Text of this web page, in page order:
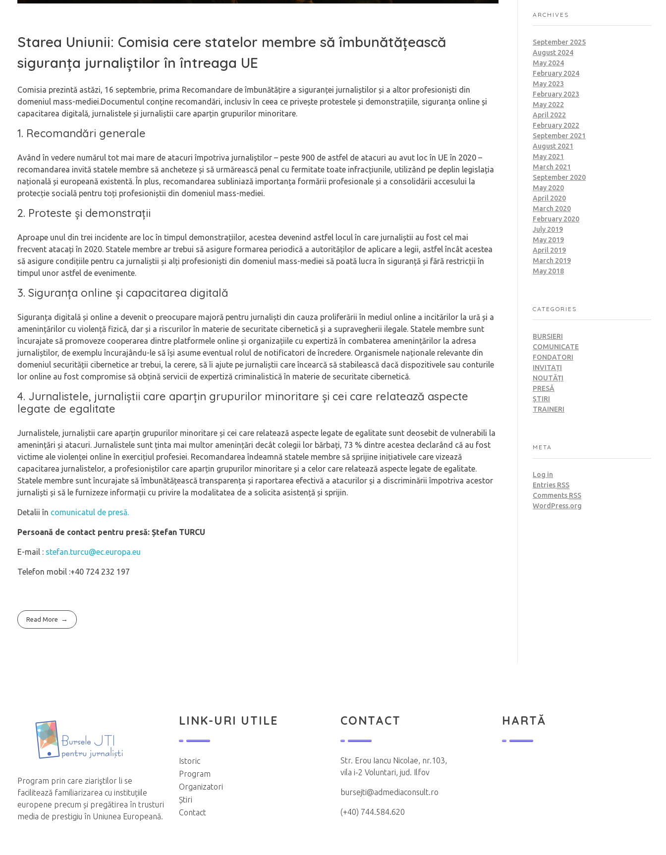
Starea Uniunii: Comisia cere statelor membre să îmbunătățească
siguranța jurnaliștilor în întreaga UE
Comisia prezintă astăzi, 16 septembrie, prima Recomandare de îmbunătățire a siguranței jurnaliștilor și a altor profesioniști din
domeniul mass-mediei.Documentul conține recomandări, inclusiv în ceea ce privește protestele și demonstrațiile, siguranța online și
capacitarea digitală, jurnalistele și jurnaliștii care aparțin grupurilor minoritare.
1. Recomandări generale
Având în vedere numărul tot mai mare de atacuri împotriva jurnaliștilor – peste 900 de astfel de atacuri au avut loc în UE în 2020 –
recomandarea invită statele membre să ancheteze și să urmărească penal cu fermitate toate infracțiunile, utilizând pe deplin legislația
națională și europeană existentă. În plus, recomandarea subliniază importanța formării profesionale și a consolidării accesului la
protecție socială pentru toți profesioniștii din domeniul mass-mediei.
2. Proteste și demonstrații
Aproape unul din trei incidente are loc în timpul demonstrațiilor, acestea devenind astfel locul în care jurnaliștii au fost cel mai
frecvent atacați în 2020. Statele membre ar trebui să asigure formarea periodică a autorităților de aplicare a legii, astfel încât acestea
să asigure condițiile pentru ca jurnaliștii și alți profesioniști din domeniul mass-mediei să poată lucra în siguranță și fără restricții în
timpul unor astfel de evenimente.
3. Siguranța online și capacitarea digitală
Siguranța digitală și online a devenit o preocupare majoră pentru jurnaliști din cauza proliferării în mediul online a incitărilor la ură și a
amenințărilor cu violență fizică, dar și a riscurilor în materie de securitate cibernetică și a supravegherii ilegale. Statele membre sunt
încurajate să promoveze cooperarea dintre platformele online și organizațiile cu expertiză în combaterea amenințărilor la adresa
jurnaliștilor, de exemplu încurajându-le să își asume eventual rolul de notificatori de încredere. Organismele naționale relevante din
domeniul securității cibernetice ar trebui, la cerere, să îi ajute pe jurnaliștii care încearcă să stabilească dacă dispozitivele sau conturile
lor online au fost compromise să obțină servicii de expertiză criminalistică în materie de securitate cibernetică.
4. Jurnalistele, jurnaliștii care aparțin grupurilor minoritare și cei care relatează aspecte
legate de egalitate
Jurnalistele, jurnaliștii care aparțin grupurilor minoritare și cei care relatează aspecte legate de egalitate sunt deosebit de vulnerabili la
amenințări și atacuri. Jurnalistele sunt ținta mai multor amenințări decât colegii lor bărbați, 73 % dintre acestea declarând că au fost
victime ale violenței online în exercițiul profesiei. Recomandarea îndeamnă statele membre să sprijine inițiativele care vizează
capacitarea jurnalistelor, a profesioniștilor care aparțin grupurilor minoritare și a celor care relatează aspecte legate de egalitate.
Statele membre sunt încurajate să îmbunătățească transparența și raportarea efectivă a atacurilor și a discriminării împotriva acestor
jurnaliști și să le furnizeze informații cu privire la modalitatea de a solicita asistență și sprijin.
Detalii în comunicatul de presă.
Persoană de contact pentru presă: Ștefan TURCU
E-mail : stefan.turcu@ec.europa.eu
Telefon mobil :+40 724 232 197
Read More
ARCHIVES
September 2025
August 2024
May 2024
February 2024
May 2023
February 2023
May 2022
April 2022
February 2022
September 2021
August 2021
May 2021
March 2021
September 2020
May 2020
April 2020
March 2020
February 2020
July 2019
May 2019
April 2019
March 2019
May 2018
CATEGORIES
BURSIERI
COMUNICATE
FONDATORI
INVITAȚI
NOUTĂȚI
PRESĂ
ȘTIRI
TRAINERI
META
Log in
Entries RSS
Comments RSS
WordPress.org
Program prin care ziariştilor li se
facilitează familiarizarea cu instituțiile
europene precum și pregătirea în trusturi
media de prestigiu în Uniunea Europeană.
LINK-URI UTILE
Istoric
Program
Organizatori
Știri
Contact
CONTACT
Str. Erou Iancu Nicolae, nr.103,
vila i-2 Voluntari, jud. Ilfov
bursejti@admediaconsult.ro
(+40) 744.584.620
HARTĂ